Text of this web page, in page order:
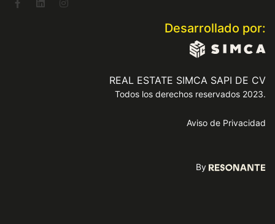
Desarrollado por:
REAL ESTATE SIMCA SAPI DE CV
Todos los derechos reservados 2023.
Aviso de Privacidad
By